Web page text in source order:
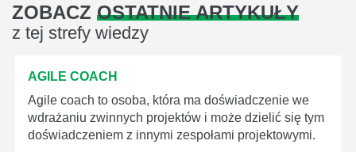
ZOBACZ OSTATNIE ARTYKUŁY
z tej strefy wiedzy
AGILE COACH
Agile coach to osoba, która ma doświadczenie we
wdrażaniu zwinnych projektów i może dzielić się tym
doświadczeniem z innymi zespołami projektowymi.